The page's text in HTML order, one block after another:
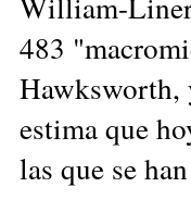
483
Hawksworth,
estima que
las que se